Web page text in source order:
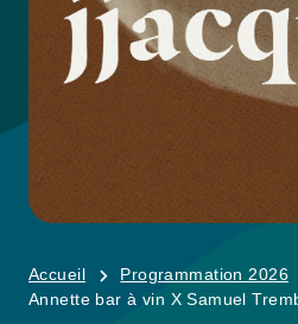
Accueil Programmation 2026
Annette bar à vin X Samuel